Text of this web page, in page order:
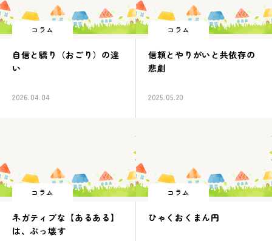
コラム
自信と驕り（おごり）の違
い
2026.04.04
コラム
信頼とやりがいと共依存の
悲劇
2025.05.20
コラム
ネガティブな【あるある】
は、ぶっ壊す
コラム
ひゃくおくまん円